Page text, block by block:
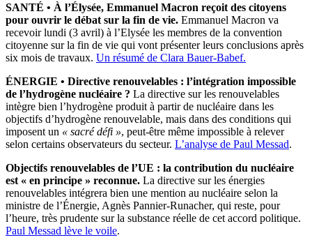
SANTÉ • À l’Élysée, Emmanuel Macron reçoit des citoyens
pour ouvrir le débat sur la fin de vie. Emmanuel Macron va
recevoir lundi (3 avril) à l’Elysée les membres de la convention
citoyenne sur la fin de vie qui vont présenter leurs conclusions après
six mois de travaux. Un résumé de Clara Bauer-Babef.
ÉNERGIE • Directive renouvelables : l’intégration impossible
de l’hydrogène nucléaire ? La directive sur les renouvelables
intègre bien l’hydrogène produit à partir de nucléaire dans les
objectifs d’hydrogène renouvelable, mais dans des conditions qui
imposent un « sacré défi », peut-être même impossible à relever
selon certains observateurs du secteur. L’analyse de Paul Messad.
Objectifs renouvelables de l’UE : la contribution du nucléaire
est « en principe » reconnue. La directive sur les énergies
renouvelables intégrera bien une mention au nucléaire selon la
ministre de l’Énergie, Agnès Pannier-Runacher, qui reste, pour
l’heure, très prudente sur la substance réelle de cet accord politique.
Paul Messad lève le voile.